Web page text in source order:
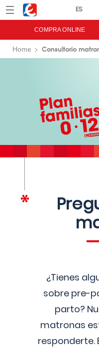
Menú Eroski
COMPRA ONLINE
Home Consultorio
¿Tienes
sobre pre-
parto?
matronas
responderte.